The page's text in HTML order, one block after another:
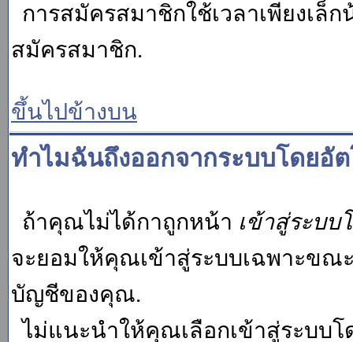
การสมัครสมาชิกใช้เวลาเพียงเ
สมัครสมาชิก.
ขึ้นไปข้างบน
ทำไมฉันถึงออกจากระบบโดยอั
ถ้าคุณไม่ได้กาถูกหน้า เข้าสู่ระบ
จะยอมให้คุณเข้าสู่ระบบเฉพาะขณ
บัญชีของคุณ.
ไม่แนะนำให้คุณเลือกเข้าสู่ระบบ